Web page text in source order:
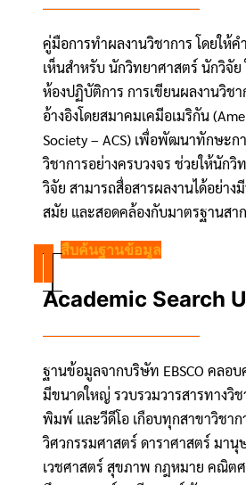
คู่มือการทำผลงานวิชาการ โดยให้
เห็นสำหรับ นักวิทยาศาสตร์ นักวิจัย
ห้องปฏิบัติการ การเขียนผลงานวิช
อ้างอิงโดยสมาคมเคมีอเมริกัน
Society – ACS) เพื่อพัฒนาทักษะก
วิชาการอย่างครบวงจร ช่วยให้นัก
วิจัย สามารถสื่อสารผลงานได้อย่า
สมัย และสอดคล้องกับมาตรฐานสา
สืบค้นฐานข้อมูล
Academic Search
ฐานข้อมูลจากบริษัท EBSCO คลอ
มีขนาดใหญ่ รวบรวมวารสารทางวิช
พิมพ์ และวีดีโอ เกือบทุกสาขาวิชา
วิศวกรรมศาสตร์ ดาราศาสตร์ มานุ
เวชศาสตร์ สุขภาพ กฎหมาย คณิต